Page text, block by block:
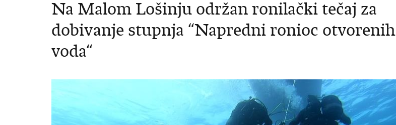
Na Malom Lošinju održan ronilački tečaj za
dobivanje stupnja “Napredni ronioc otvorenih
voda“